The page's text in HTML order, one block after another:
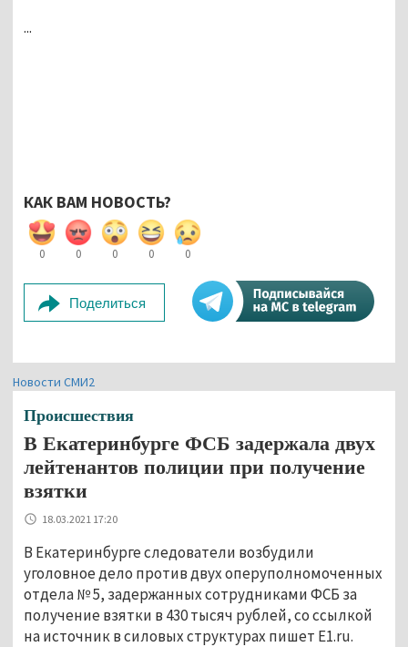
...
КАК ВАМ НОВОСТЬ?
0 0 0 0 0
Поделиться
Новости СМИ2
Происшествия
В Екатеринбурге ФСБ задержала двух
лейтенантов полиции при получение
взятки
18.03.2021 17:20
В Екатеринбурге следователи возбудили
уголовное дело против двух оперуполномоченных
отдела № 5, задержанных сотрудниками ФСБ за
получение взятки в 430 тысяч рублей, со ссылкой
на источник в силовых структурах пишет E1.ru.